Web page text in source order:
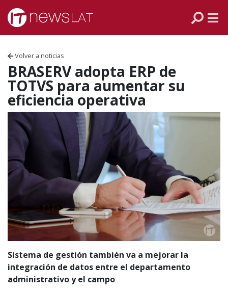
Skip to content
Volver a noticias
BRASERV adopta ERP de
TOTVS para aumentar su
eficiencia operativa
Sistema de gestión también va a mejorar la
integración de datos entre el departamento
administrativo y el campo
VENEZUELA
ECUADOR
PERÚ
CHILE
ARGENTINA
MÉXICO